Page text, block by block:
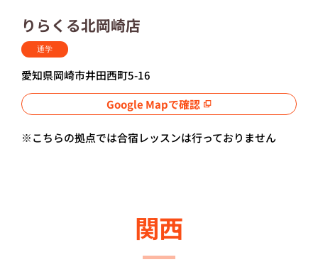
りらくる北岡崎店
通学
愛知県岡崎市井田西町5-16
Google Mapで確認
※こちらの拠点では合宿レッスンは行っておりません
関西